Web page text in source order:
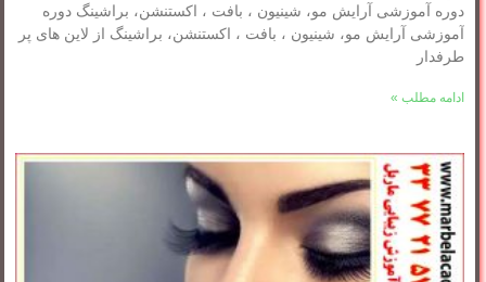
دوره آموزشی آرایش مو، شینیون ، بافت ، اکستنشن، براشینگ دوره
آموزشی آرایش مو، شینیون ، بافت ، اکستنشن، براشینگ از لاین های پر
طرفدار
ادامه مطلب »